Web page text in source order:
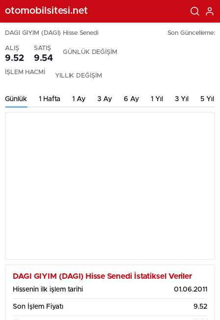
otomobilsitesi.net
DAGI GIYIM (DAGI) Hisse Senedi Son Güncelleme:
ALIŞ
9.52
SATIŞ
9.54
GÜNLÜK DEĞİŞİM
İŞLEM HACMİ YILLIK DEĞİŞİM
Günlük 1 Hafta 1 Ay 3 Ay 6 Ay 1 Yıl 3 Yıl 5 Yıl
DAGI GIYIM (DAGI) Hisse Senedi İstatiksel Veriler
Hissenin ilk işlem tarihi 01.06.2011
Son İşlem Fiyatı 9.52